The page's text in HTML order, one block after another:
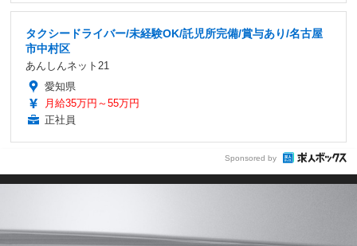
タクシードライバー/未経験OK/託児所完備/賞与あり/名古屋
市中村区
あんしんネット21
愛知県
月給35万円～55万円
正社員
Sponsored by